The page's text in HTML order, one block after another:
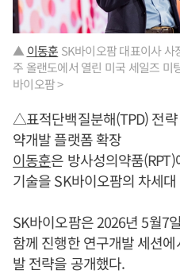
▲ 이동훈 SK바이오팜 대표이사 사
주 올랜도에서 열린 미국 세일즈 미
바이오팜 >
△표적단백질분해(TPD) 전
약개발 플랫폼 확장
이동훈은 방사성의약품
기술을 SK바이오팜의 차세
SK바이오팜은 2026년 5월7
함께 진행한 연구개발 세션
발 전략을 공개했다.